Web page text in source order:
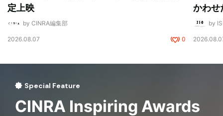
定上映
by CINRA編集部
2026.08.07 0
かわせ
by
Special Feature
CINRA Inspiring Awards